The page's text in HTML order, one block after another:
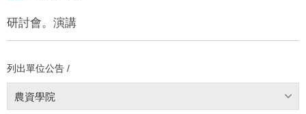
研討會。演講
列出單位公告 /
農資學院